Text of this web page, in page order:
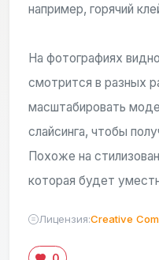
например, горячий
На фотографиях
смотрится в разных
масштабировать
слайсинга, чтобы
Похоже на
которая будет
Лицензия:Creative